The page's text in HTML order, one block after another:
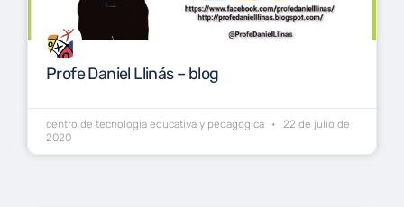
Profe Daniel Llinás – blog
centro de tecnologia educativa y pedagogica
22 de julio de
2020